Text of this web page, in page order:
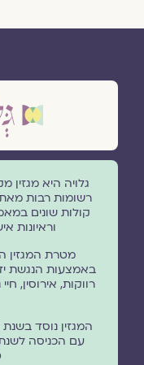
גלויה היא מגזין
רשומות רבות מאת
קולות שונים
וראיונות
מטרת המגזין
באמצעות הנגשת
רווקות, אירוסין,